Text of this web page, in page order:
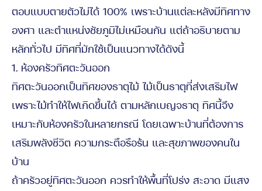
ตอบแบบตายตัวไม่ได้ 100% เพราะบ้านแต่ละหลังมีทิศทาง
องศา และตำแหน่งชัยภูมิไม่เหมือนกัน แต่ถ้าอธิบายตาม
หลักทั่วไป มีทิศที่มักใช้เป็นแนวทางได้ดังนี้
1. ห้องครัวทิศตะวันออก
ทิศตะวันออกเป็นทิศของธาตุไม้ ไม้เป็นธาตุที่ส่งเสริมไฟ
เพราะไม้ทำให้ไฟเกิดขึ้นได้ ตามหลักเบญจธาตุ ทิศนี้จึง
เหมาะกับห้องครัวในหลายกรณี โดยเฉพาะบ้านที่ต้องการ
เสริมพลังชีวิต ความกระตือรือร้น และสุขภาพของคนใน
บ้าน
ถ้าครัวอยู่ทิศตะวันออก ควรทำให้พื้นที่โปร่ง สะอาด มีแสง